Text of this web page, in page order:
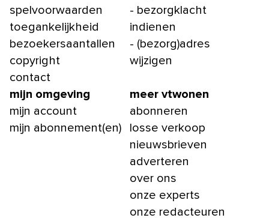
spelvoorwaarden
toegankelijkheid
bezoekersaantallen
copyright
contact
- bezorgklacht
indienen
- (bezorg)adres
wijzigen
mijn omgeving
mijn account
mijn abonnement(en)
meer vtwonen
abonneren
losse verkoop
nieuwsbrieven
adverteren
over ons
onze experts
onze redacteuren